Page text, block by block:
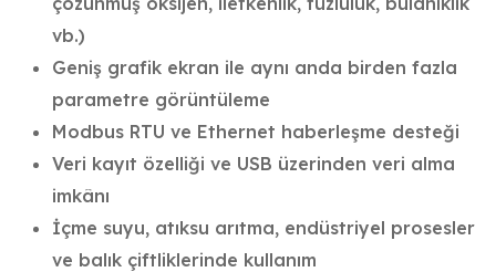
vb.)
Geniş grafik ekran ile aynı anda birden fazla
parametre görüntüleme
Modbus RTU ve Ethernet haberleşme desteği
Veri kayıt özelliği ve USB üzerinden veri alma
imkânı
İçme suyu, atıksu arıtma, endüstriyel prosesler
ve balık çiftliklerinde kullanım